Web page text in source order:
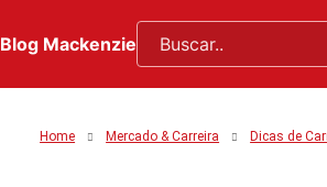
Blog Mackenzie
Home Mercado & Carreira Dicas de